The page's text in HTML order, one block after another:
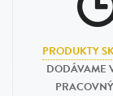
PRODUKTY
DODÁVAME